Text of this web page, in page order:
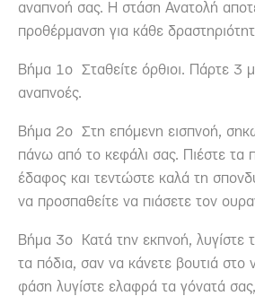
αναπνοή σας. Η στάση Ανατολή
προθέρμανση για κάθε
Βήμα 1ο Σταθείτε όρθιοι. Πάρτε 3
αναπνοές.
Βήμα 2ο Στη επόμενη εισπνοή,
πάνω από το κεφάλι σας. Πιέστε τα
έδαφος και τεντώστε καλά τη
να προσπαθείτε να πιάσετε τον
Βήμα 3ο Κατά την εκπνοή, λυγίστε
τα πόδια, σαν να κάνετε βουτιά στο
φάση λυγίστε ελαφρά τα γόνατά